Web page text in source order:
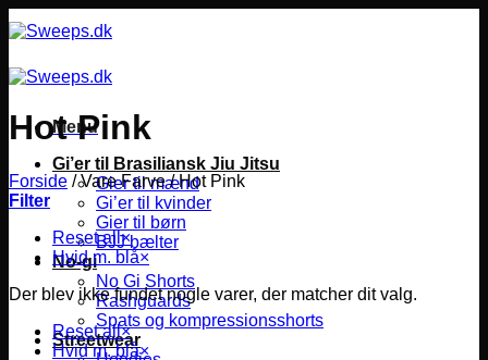
til
Menu
Gi’er til Brasiliansk Jiu Jitsu
Gier til mænd
Gi’er til kvinder
Gier til børn
BJJ bælter
No-gi
No Gi Shorts
Rashguards
Spats og kompressionsshorts
Streetwear
Hot Pink
Forside /Vare Farve/Hot Pink
Filter
Reset all×
Hvid m. blå×
Der blev ikke fundet nogle varer, der matcher dit valg.
Reset all×
Hvid m. blå×